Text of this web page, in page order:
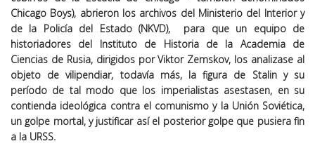
Chicago Boys), abrieron los archivos del Ministerio del Interior y
de la Policía del Estado (NKVD), para que un equipo de
historiadores del Instituto de Historia de la Academia de
Ciencias de Rusia, dirigidos por Viktor Zemskov, los analizase al
objeto de vilipendiar, todavía más, la figura de Stalin y su
período de tal modo que los imperialistas asestasen, en su
contienda ideológica contra el comunismo y la Unión Soviética,
un golpe mortal, y justificar así el posterior golpe que pusiera fin
a la URSS.